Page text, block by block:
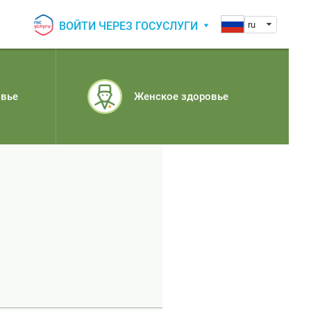
ВОЙТИ ЧЕРЕЗ ГОСУСЛУГИ ru
Женское здоровье